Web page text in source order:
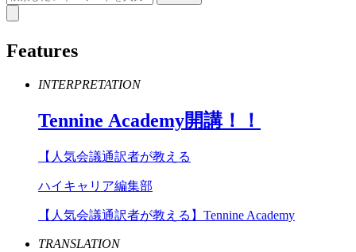
Features
INTERPRETATION
Tennine Academy開講！！
【人気会議通訳者が教える
ハイキャリア編集部
【人気会議通訳者が教える】Tennine Academy
TRANSLATION